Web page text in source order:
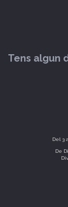
Tens algun
Del 3
De